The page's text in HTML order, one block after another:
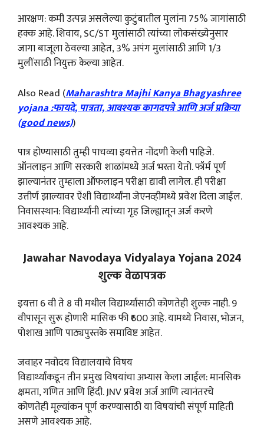
आरक्षण: कमी उत्पन्न असलेल्या कुटुंबातील मुलांना 75% जागांसाठी
हक्क आहे. शिवाय, SC/ST मुलांसाठी त्यांच्या लोकसंख्येनुसार
जागा बाजूला ठेवल्या आहेत, 3% अपंग मुलांसाठी आणि 1/3
मुलींसाठी नियुक्त केल्या आहेत.
Also Read (Maharashtra Majhi Kanya Bhagyashree
yojana :फायदे, पात्रता, आवश्यक कागदपत्रे आणि अर्ज प्रक्रिया
(good news))
पात्र होण्यासाठी तुम्ही पाचव्या इयत्तेत नोंदणी केली पाहिजे.
ऑनलाइन आणि सरकारी शाळांमध्ये अर्ज भरता येतो. फॉर्म पूर्ण
झाल्यानंतर तुम्हाला ऑफलाइन परीक्षा द्यावी लागेल. ही परीक्षा
उत्तीर्ण झाल्यावर ऐंशी विद्यार्थ्यांना जेएनव्हीमध्ये प्रवेश दिला जाईल.
निवासस्थान: विद्यार्थ्यांनी त्यांच्या गृह जिल्ह्यातून अर्ज करणे
आवश्यक आहे.
Jawahar Navodaya Vidyalaya Yojana 2024
शुल्क वेळापत्रक
इयत्ता 6 वी ते 8 वी मधील विद्यार्थ्यांसाठी कोणतेही शुल्क नाही. 9
वीपासून सुरू होणारी मासिक फी ₹600 आहे. यामध्ये निवास, भोजन,
पोशाख आणि पाठ्यपुस्तके समाविष्ट आहेत.
जवाहर नवोदय विद्यालयाचे विषय
विद्यार्थ्यांकडून तीन प्रमुख विषयांचा अभ्यास केला जाईल: मानसिक
क्षमता, गणित आणि हिंदी. JNV प्रवेश अर्ज आणि त्यानंतरचे
कोणतेही मूल्यांकन पूर्ण करण्यासाठी या विषयांची संपूर्ण माहिती
असणे आवश्यक आहे.